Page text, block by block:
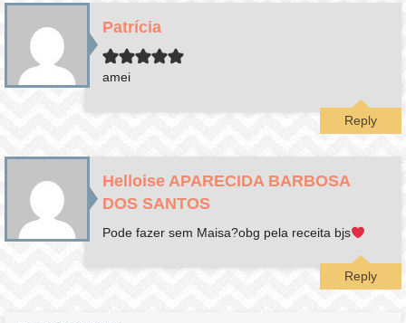
Patrícia
amei
Reply
Helloise APARECIDA BARBOSA
DOS SANTOS
Pode fazer sem Maisa?obg pela receita bjs
Reply